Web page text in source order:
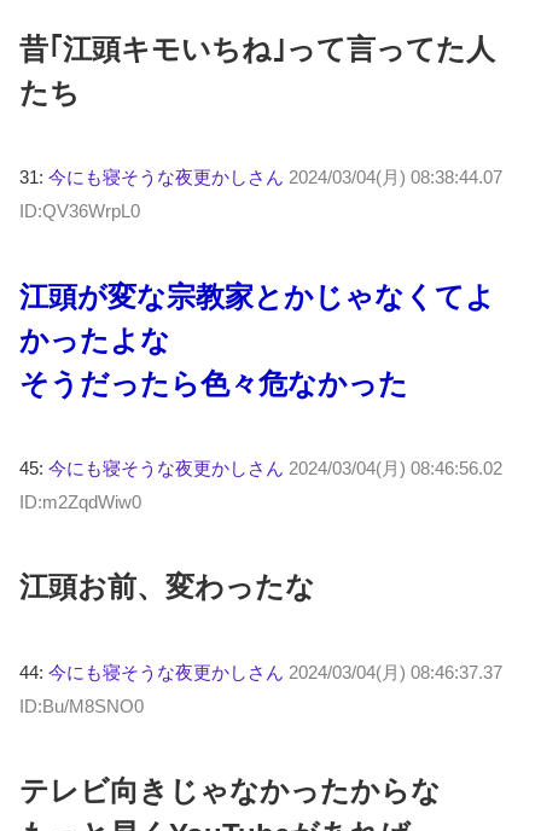
昔｢江頭キモいちね｣って言ってた人
たち
31: 今にも寝そうな夜更かしさん 2024/03/04(月) 08:38:44.07
ID:QV36WrpL0
江頭が変な宗教家とかじゃなくてよ
かったよな
そうだったら色々危なかった
45: 今にも寝そうな夜更かしさん 2024/03/04(月) 08:46:56.02
ID:m2ZqdWiw0
江頭お前、変わったな
44: 今にも寝そうな夜更かしさん 2024/03/04(月) 08:46:37.37
ID:Bu/M8SNO0
テレビ向きじゃなかったからな